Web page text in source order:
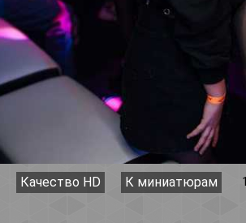
Качество HD К миниатюрам